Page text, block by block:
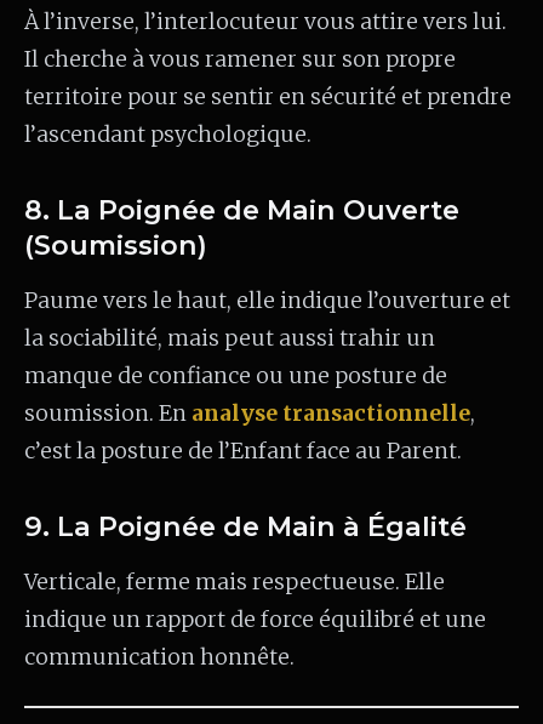
À l’inverse, l’interlocuteur vous attire vers lui.
Il cherche à vous ramener sur son propre
territoire pour se sentir en sécurité et prendre
l’ascendant psychologique.
8. La Poignée de Main Ouverte
(Soumission)
Paume vers le haut, elle indique l’ouverture et
la sociabilité, mais peut aussi trahir un
manque de confiance ou une posture de
soumission. En analyse transactionnelle,
c’est la posture de l’Enfant face au Parent.
9. La Poignée de Main à Égalité
Verticale, ferme mais respectueuse. Elle
indique un rapport de force équilibré et une
communication honnête.